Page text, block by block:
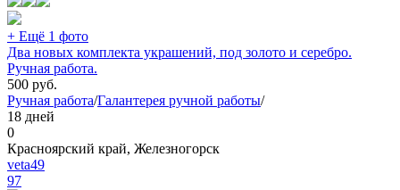
+ Ещё 1 фото
Два новых комплекта украшений, под золото и серебро.
Ручная работа.
500 руб.
Ручная работа/Галантерея ручной работы/
18 дней
0
Красноярский край, Железногорск
veta49
97